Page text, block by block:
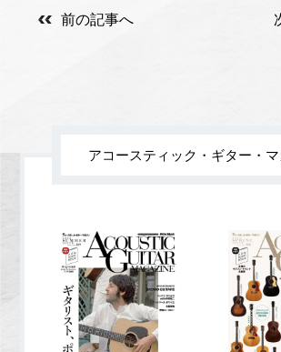
前の記事へ
アコースティック・ギター・